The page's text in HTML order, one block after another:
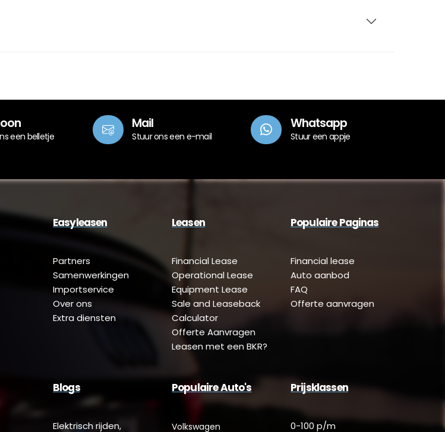
een belletje
Mail
Stuur ons een e-mail
Whatsapp
Stuur een appje
Easyleasen
Partners
Samenwerkingen
Importservice
Over ons
Extra diensten
Leasen
Financial Lease
Operational Lease
Equipment Lease
Sale and Leaseback
Calculator
Offerte Aanvragen
Leasen met een BKR?
Populaire Paginas
Financial lease
Auto aanbod
FAQ
Offerte aanvragen
Blogs
Elektrisch rijden,
Populaire Auto's
Volkswagen
Prijsklassen
0-100 p/m